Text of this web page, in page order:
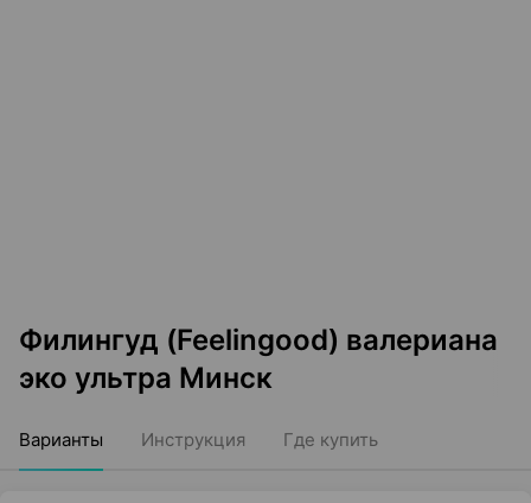
Филингуд (Feelingood) валериана
эко ультра Минск
Варианты Инструкция Где купить